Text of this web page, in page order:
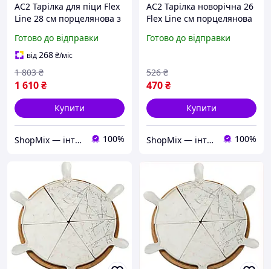
AC2 Тарілка для піци Flex
Line 28 см порцелянова з
підставкою секційна для
сервіру DE
Готово до відправки
від268₴/міс
1 610₴
1 803 ₴
Купити
ShopMix — інтернет-магазин сумок та аксесуарів 100%
AC2 Тарілка новорічна 26
Flex Line см порцелянова
десертів і закусок
Готово до відправки
470₴
526 ₴
Купити
ShopMix — інтернет-магазин сумок та аксесуарів 100%